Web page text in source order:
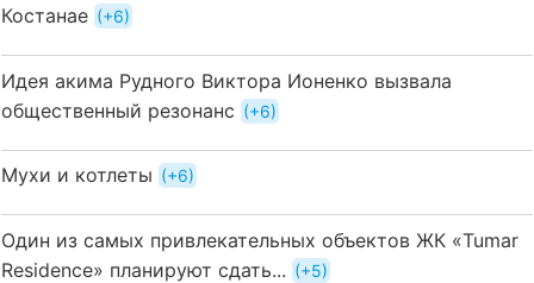
Костанае
+6
Идея акима Рудного Виктора Ионенко вызвала
общественный резонанс
+6
Мухи и котлеты +6
Один из самых привлекательных объектов ЖК «Tumar
Residence» планируют сдать...
+5